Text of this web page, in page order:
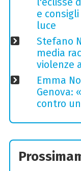
l'eclisse
e
luce
Stefano
media
violenze
Emma
Genova:
contro